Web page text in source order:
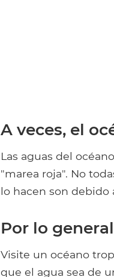
A veces, el
Las aguas del
"marea roja". No
lo hacen son debido
Por lo
Visite un océano
que el agua sea de